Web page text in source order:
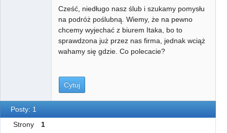
Cześć, niedługo nasz ślub i szukamy pomysłu
na podróż poślubną. Wiemy, że na pewno
chcemy wyjechać z biurem Itaka, bo to
sprawdzona już przez nas firma, jednak wciąż
wahamy się gdzie. Co polecacie?
Cytuj
Posty: 1
Strony
1